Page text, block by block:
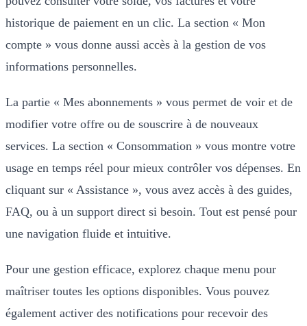
historique de paiement en un clic. La section « Mon
compte » vous donne aussi accès à la gestion de vos
informations personnelles.
La partie « Mes abonnements » vous permet de voir et de
modifier votre offre ou de souscrire à de nouveaux
services. La section « Consommation » vous montre votre
usage en temps réel pour mieux contrôler vos dépenses. En
cliquant sur « Assistance », vous avez accès à des guides,
FAQ, ou à un support direct si besoin. Tout est pensé pour
une navigation fluide et intuitive.
Pour une gestion efficace, explorez chaque menu pour
maîtriser toutes les options disponibles. Vous pouvez
également activer des notifications pour recevoir des